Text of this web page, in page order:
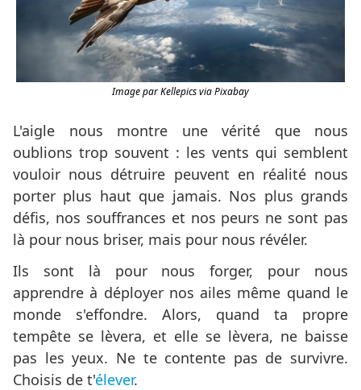
Image par Kellepics via Pixabay
L'aigle nous montre une vérité que nous
oublions trop souvent : les vents qui semblent
vouloir nous détruire peuvent en réalité nous
porter plus haut que jamais. Nos plus grands
défis, nos souffrances et nos peurs ne sont pas
là pour nous briser, mais pour nous révéler.
Ils sont là pour nous forger, pour nous
apprendre à déployer nos ailes même quand le
monde s'effondre. Alors, quand ta propre
tempête se lèvera, et elle se lèvera, ne baisse
pas les yeux. Ne te contente pas de survivre.
Choisis de t'élever.